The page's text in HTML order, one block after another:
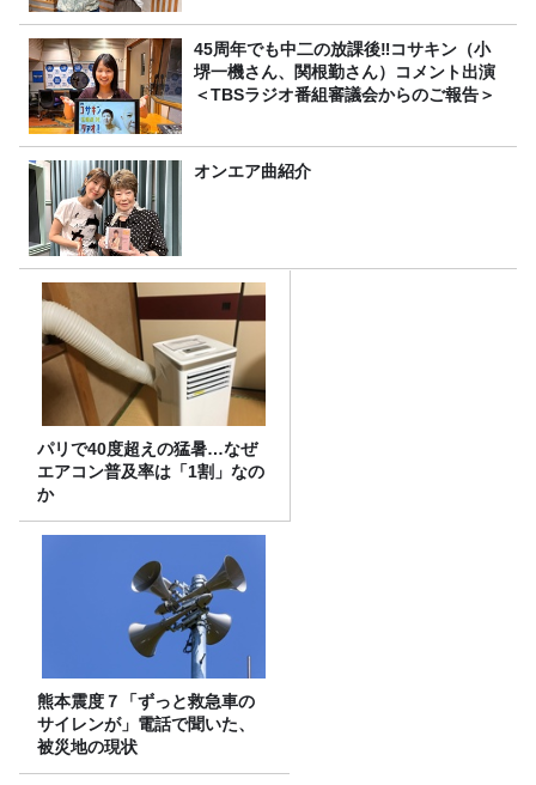
45周年でも中二の放課後‼コサキン（小
堺一機さん、関根勤さん）コメント出演
＜TBSラジオ番組審議会からのご報告＞
オンエア曲紹介
パリで40度超えの猛暑…なぜ
エアコン普及率は「1割」なの
か
熊本震度７「ずっと救急車の
サイレンが」電話で聞いた、
被災地の現状